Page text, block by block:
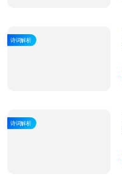
诗词解析
诗词解析